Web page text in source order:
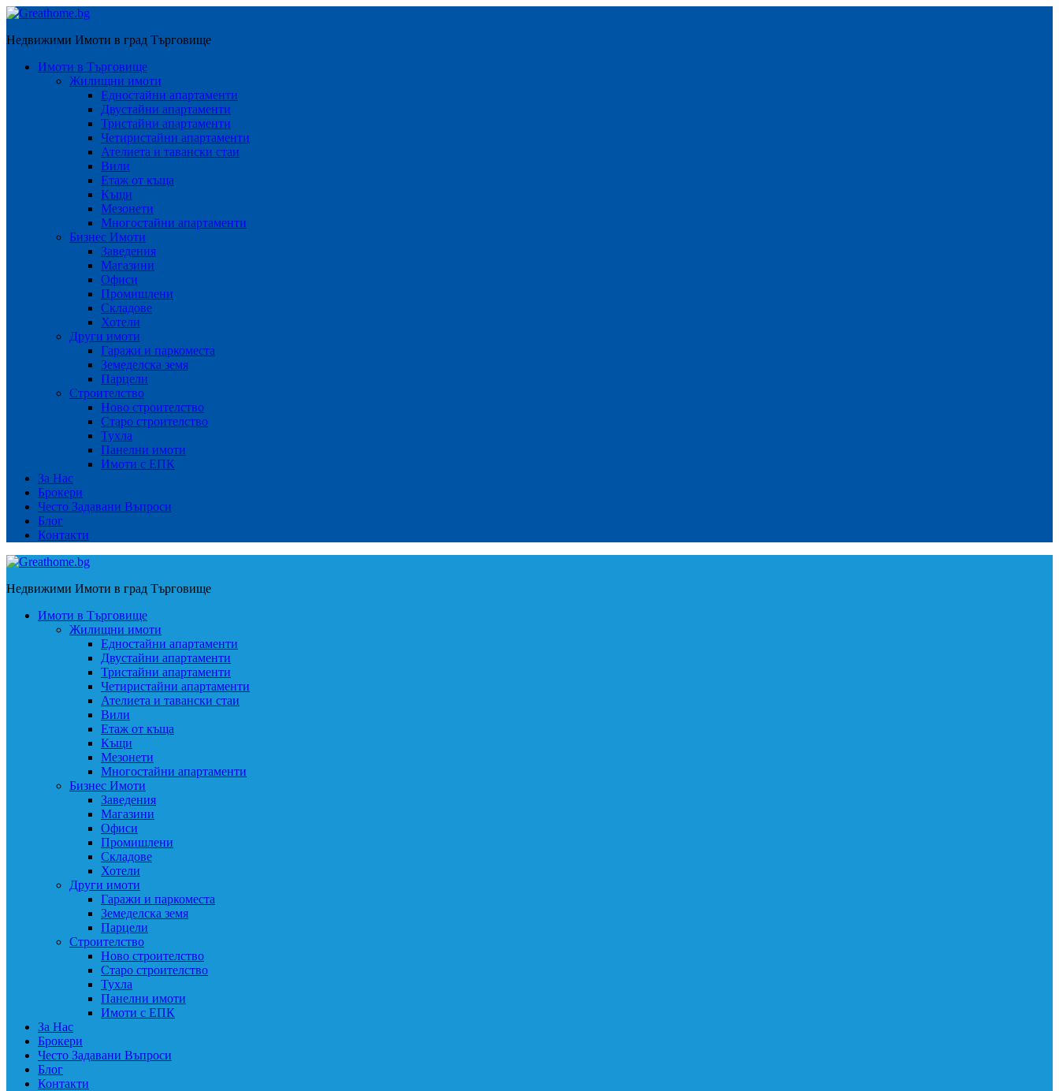
Недвижими Имоти в град Търговище
Имоти в Търговище
Жилищни имоти
Едностайни апартаменти
Двустайни апартаменти
Тристайни апартаменти
Четиристайни апартаменти
Ателиета и тавански стаи
Вили
Етаж от къща
Къщи
Мезонети
Многостайни апартаменти
Бизнес Имоти
Заведения
Магазини
Офиси
Промишлени
Складове
Хотели
Други имоти
Гаражи и паркоместа
Земеделска земя
Парцели
Строителство
Ново строителство
Старо строителство
Тухла
Панелни имоти
Имоти с ЕПК
За Нас
Брокери
Често Задавани Въпроси
Блог
Контакти
Недвижими Имоти в град Търговище
Имоти в Търговище
Жилищни имоти
Едностайни апартаменти
Двустайни апартаменти
Тристайни апартаменти
Четиристайни апартаменти
Ателиета и тавански стаи
Вили
Етаж от къща
Къщи
Мезонети
Многостайни апартаменти
Бизнес Имоти
Заведения
Магазини
Офиси
Промишлени
Складове
Хотели
Други имоти
Гаражи и паркоместа
Земеделска земя
Парцели
Строителство
Ново строителство
Старо строителство
Тухла
Панелни имоти
Имоти с ЕПК
За Нас
Брокери
Често Задавани Въпроси
Блог
Контакти